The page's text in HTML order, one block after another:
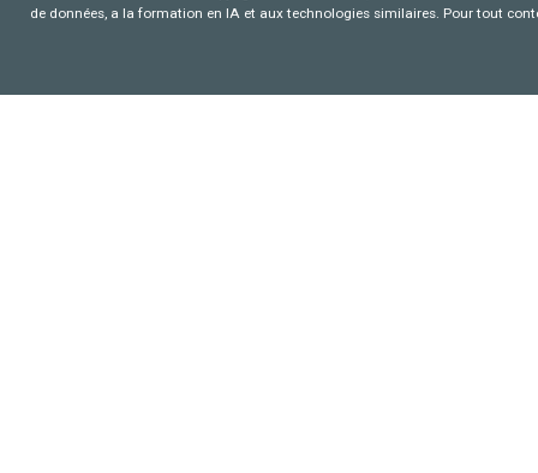
de données, a la formation en IA et aux technologies similaires. Pour tout